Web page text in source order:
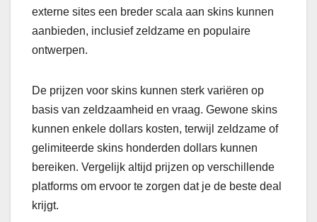
externe sites een breder scala aan skins kunnen
aanbieden, inclusief zeldzame en populaire
ontwerpen.
De prijzen voor skins kunnen sterk variëren op
basis van zeldzaamheid en vraag. Gewone skins
kunnen enkele dollars kosten, terwijl zeldzame of
gelimiteerde skins honderden dollars kunnen
bereiken. Vergelijk altijd prijzen op verschillende
platforms om ervoor te zorgen dat je de beste deal
krijgt.